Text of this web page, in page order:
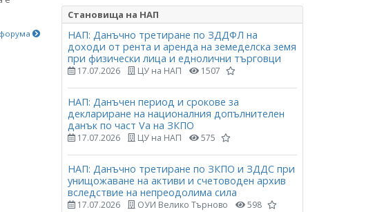
Становища на НАП
НАП: Данъчно третиране по ЗДДФЛ на
доходи от рента и аренда на земеделска земя
при физически лица и еднолични търговци
17.07.2026 ЦУ на НАП 1507
НАП: Данъчен период и срокове за
деклариране на националния допълнителен
данък по част Vа на ЗКПО
17.07.2026 ЦУ на НАП 575
НАП: Данъчно третиране по ЗКПО и ЗДДС при
унищожаване на активи и счетоводен архив
вследствие на непреодолима сила
17.07.2026 ОУИ Велико Търново 598